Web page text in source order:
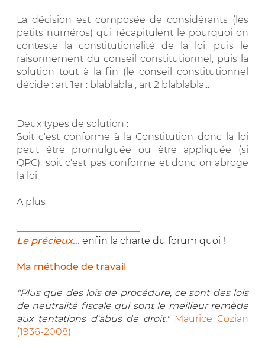
La décision est composée de considérants (les
petits numéros) qui récapitulent le pourquoi on
conteste la constitutionalité de la loi, puis le
raisonnement du conseil constitutionnel, puis la
solution tout à la fin (le conseil constitutionnel
décide : art 1er : blablabla , art 2 blablabla...
Deux types de solution :
Soit c'est conforme à la Constitution donc la loi
peut être promulguée ou être appliquée (si
QPC), soit c'est pas conforme et donc on abroge
la loi.
A plus
Le précieux... enfin la charte du forum quoi !
Ma méthode de travail
"Plus que des lois de procédure, ce sont des lois
de neutralité fiscale qui sont le meilleur remède
aux tentations d'abus de droit." Maurice Cozian
(1936-2008)